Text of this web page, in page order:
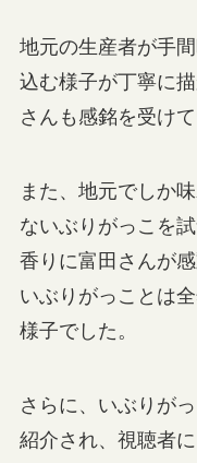
地元の生産者が手
込む様子が丁寧に
さんも感銘を受けて
また、地元でしか
ないぶりがっこを
香りに富田さんが
いぶりがっことは
様子でした。
さらに、いぶりが
紹介され、視聴者